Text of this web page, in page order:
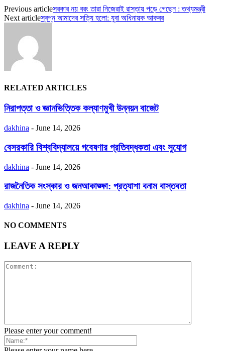
Previous articleসরকার নয় বরং তারা নিজেরাই রাস্তায় পড়ে গেছেন : তথ্যমন্ত্রী
Next articleস্বপ্ন আমাদের সত্যি হলো: যুবা অধিনায়ক আকবর
RELATED ARTICLES
নিরাপত্তা ও জ্ঞানভিত্তিক কল্যাণমুখী উন্নয়ন বাজেট
dakhina - June 14, 2026
বেসরকারি বিশ্ববিদ্যালয়ে গবেষণার প্রতিবদ্ধকতা এবং সুযোগ
dakhina - June 14, 2026
রাজনৈতিক সংস্কার ও জনআকাঙ্ক্ষা: প্রত্যাশা বনাম বাস্তবতা
dakhina - June 14, 2026
NO COMMENTS
LEAVE A REPLY
Please enter your comment!